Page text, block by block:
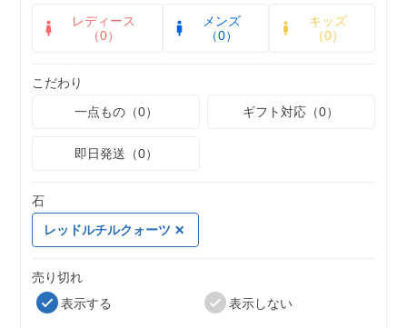
レディース
（0）
メンズ
（0）
キッズ
（0）
こだわり
一点もの（0）
ギフト対応（0）
即日発送（0）
石
レッドルチルクォーツ
売り切れ
表示する
表示しない